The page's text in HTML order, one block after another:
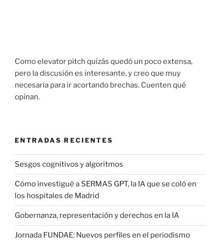
Como elevator pitch quizás quedó un poco extensa,
pero la discusión es interesante, y creo que muy
necesaria para ir acortando brechas. Cuenten qué
opinan.
ENTRADAS RECIENTES
Sesgos cognitivos y algoritmos
Cómo investigué a SERMAS GPT, la IA que se coló en
los hospitales de Madrid
Gobernanza, representación y derechos en la IA
Jornada FUNDAE: Nuevos perfiles en el periodismo